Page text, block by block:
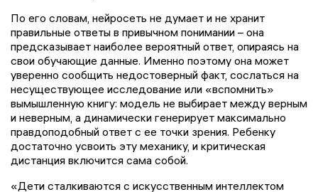
По его словам, нейросеть не думает и не хранит
правильные ответы в привычном понимании – она
предсказывает наиболее вероятный ответ, опираясь на
свои обучающие данные. Именно поэтому она может
уверенно сообщить недостоверный факт, сослаться на
несуществующее исследование или «вспомнить»
вымышленную книгу: модель не выбирает между верным
и неверным, а динамически генерирует максимально
правдоподобный ответ с ее точки зрения. Ребенку
достаточно усвоить эту механику, и критическая
дистанция включится сама собой.
«Дети сталкиваются с искусственным интеллектом